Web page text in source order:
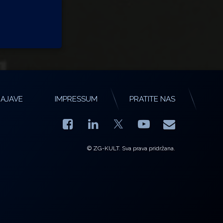
IMPRESSUM PRATITE NAS
Facebook
LinkedIn YouTube
E-mail
© ZG-KULT. Sva prava pridržana.